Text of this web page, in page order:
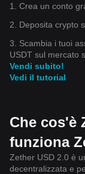
1. Crea un conto
2. Deposita crypto
3. Scambia i tuoi
USDT sul mercato
Vendi subito!
Vedi il tutorial
Che cos'è
funziona
Zether USD 2.0 è
decentralizzata e